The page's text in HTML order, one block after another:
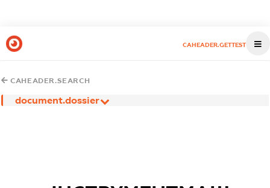
CAHEADER.GETTEST
CAHEADER.SEARCH
document.dossier